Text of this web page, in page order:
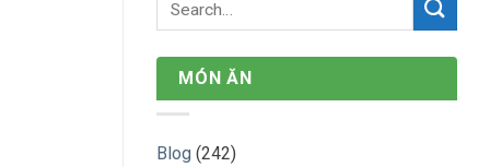
MÓN ĂN
Blog (242)